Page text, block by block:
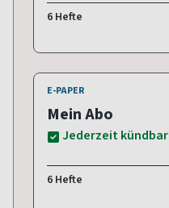
6 Hefte
E-PAPER
Mein Abo
Jederzeit kündbar
6 Hefte